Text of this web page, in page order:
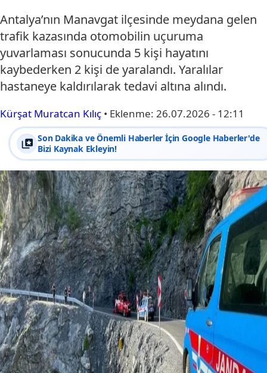
Antalya’nın Manavgat ilçesinde meydana gelen
trafik kazasında otomobilin uçuruma
yuvarlaması sonucunda 5 kişi hayatını
kaybederken 2 kişi de yaralandı. Yaralılar
hastaneye kaldırılarak tedavi altına alındı.
Kürşat Muratcan Kılıç • Eklenme: 26.07.2026 - 12:11
Son Dakika ve Önemli Haberler İçin Google Haberler'de
Bizi Kaynak Ekleyin!